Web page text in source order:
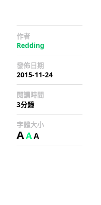
作者
Redding
發佈日期
2015-11-24
閱讀時間
3分鐘
字體大小
AAA